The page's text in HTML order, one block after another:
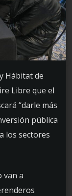
Hábitat de
Libre que el
“darle más
pública
los sectores
van a